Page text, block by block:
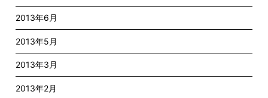
2013年6月
2013年5月
2013年3月
2013年2月